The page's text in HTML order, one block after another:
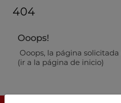
404
Ooops!
Ooops, la página
(ir a la página de inicio)